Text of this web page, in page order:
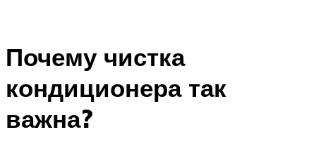
Почему чистка
кондиционера так
важна?